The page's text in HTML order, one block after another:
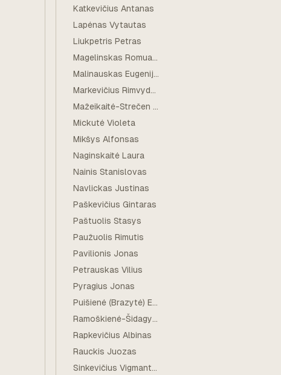
Katkevičius Antanas
Lapėnas Vytautas
Liukpetris Petras
Magelinskas Romualdas
Malinauskas Eugenijus
Markevičius Rimvydas
Mažeikaitė-Strečen Sigita
Mickutė Violeta
Mikšys Alfonsas
Naginskaitė Laura
Nainis Stanislovas
Navlickas Justinas
Paškevičius Gintaras
Paštuolis Stasys
Paužuolis Rimutis
Pavilionis Jonas
Petrauskas Vilius
Pyragius Jonas
Puišienė (Brazytė) Elena
Ramoškienė-Šidagytė Genovaitė
Rapkevičius Albinas
Rauckis Juozas
Sinkevičius Vigmantas